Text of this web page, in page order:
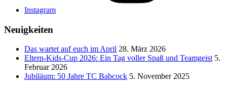
Instagram
Neuigkeiten
Das wartet auf euch im April 28. März 2026
Eltern-Kids-Cup 2026: Ein Tag voller Spaß und Teamgeist 5.
Februar 2026
Jubiläum: 50 Jahre TC Babcock 5. November 2025